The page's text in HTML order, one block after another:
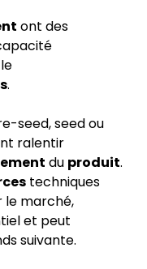
ont des
.
seed, seed ou
ralentir
du produit.
techniques
le marché,
et peut
suivante.